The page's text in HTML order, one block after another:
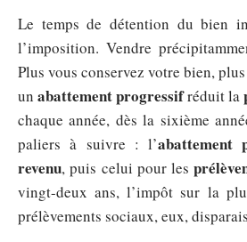
Le temps de détention du bien
l’imposition. Vendre
Plus vous conservez votre bien,
un abattement progressifréduit la
chaque année, dès la sixième
paliers à suivre : l’abattement
revenu, puis celui pour les
vingt-deux ans, l’impôt sur la
prélèvements sociaux, eux,